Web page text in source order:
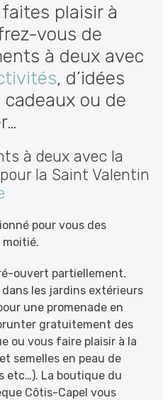
plaisir à
vous de
à deux avec
, d’idées
ou de
à deux avec la
pour la Saint Valentin
pour vous des
ouvert partiellement.
les jardins extérieurs
une promenade en
gratuitement des
ou vous faire plaisir à la
semelles en peau de
etc…). La boutique du
Côtis-Capel vous